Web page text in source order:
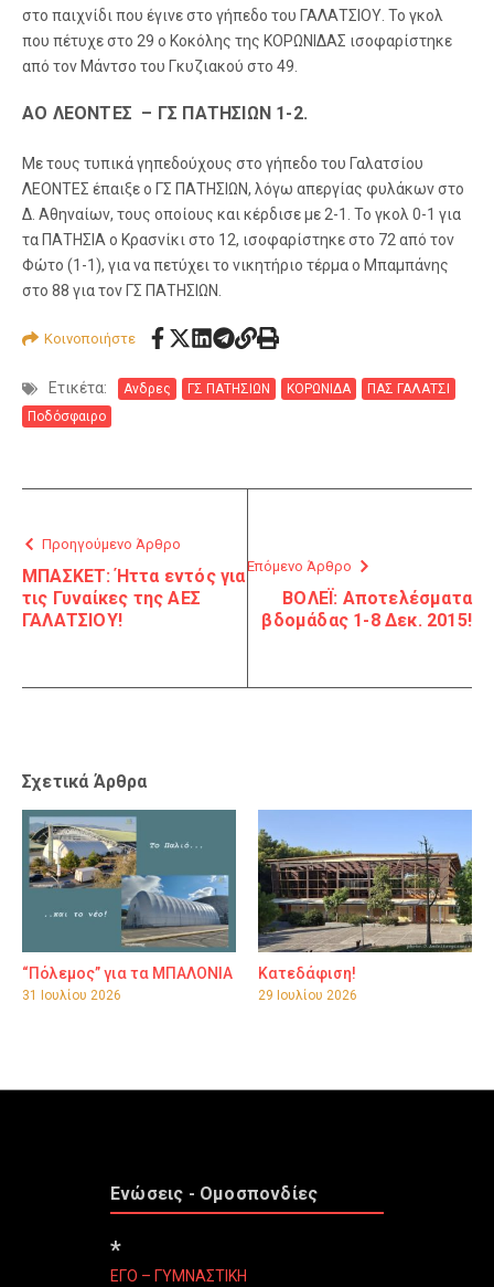
στο παιχνίδι που έγινε στο γήπεδο του ΓΑΛΑΤΣΙΟΥ. Το γκολ
που πέτυχε στο 29 ο Κοκόλης της ΚΟΡΩΝΙΔΑΣ ισοφαρίστηκε
από τον Μάντσο του Γκυζιακού στο 49.
ΑΟ ΛΕΟΝΤΕΣ – ΓΣ ΠΑΤΗΣΙΩΝ 1-2.
Με τους τυπικά γηπεδούχους στο γήπεδο του Γαλατσίου
ΛΕΟΝΤΕΣ έπαιξε ο ΓΣ ΠΑΤΗΣΙΩΝ, λόγω απεργίας φυλάκων στο
Δ. Αθηναίων, τους οποίους και κέρδισε με 2-1. Το γκολ 0-1 για
τα ΠΑΤΗΣΙΑ ο Κρασνίκι στο 12, ισοφαρίστηκε στο 72 από τον
Φώτο (1-1), για να πετύχει το νικητήριο τέρμα ο Μπαμπάνης
στο 88 για τον ΓΣ ΠΑΤΗΣΙΩΝ.
Κοινοποιήστε
Ετικέτα: Ανδρες ΓΣ ΠΑΤΗΣΙΩΝ ΚΟΡΩΝΙΔΑ
ΠΑΣ ΓΑΛΑΤΣΙ
Ποδόσφαιρο
Προηγούμενο Άρθρο
ΜΠΑΣΚΕΤ: Ήττα εντός για
τις Γυναίκες της ΑΕΣ
ΓΑΛΑΤΣΙΟΥ!
Επόμενο Άρθρο
ΒΟΛΕΪ: Αποτελέσματα
βδομάδας 1-8 Δεκ. 2015!
Σχετικά Άρθρα
“Πόλεμος” για τα ΜΠΑΛΟΝΙΑ
31 Ιουλίου 2026
Κατεδάφιση!
29 Ιουλίου 2026
Ενώσεις - Ομοσπονδίες
*
ΕΓΟ – ΓΥΜΝΑΣΤΙΚΗ